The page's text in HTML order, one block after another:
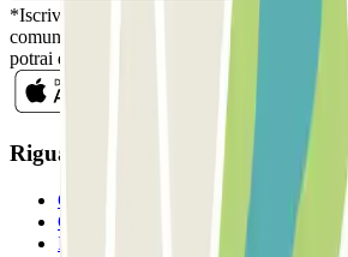
*Iscrivendoti, accetti la nostra Informativa
comunicazioni commerciali da Parclick.
potrai disiscriverti quando vuoi direttamente
Riguardo a Parclcik
Chi siamo
Come funziona?
I Nostri Parcheggi